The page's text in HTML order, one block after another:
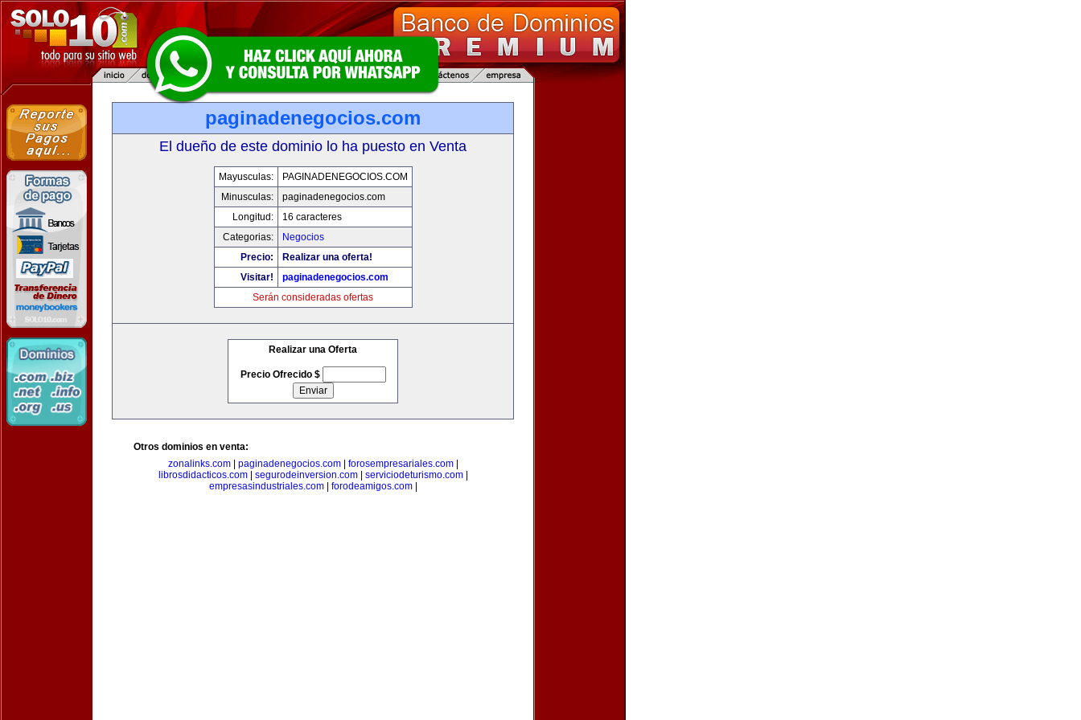
paginadenegocios.com
El dueño de este dominio lo ha puesto en Venta
Mayusculas:
PAGINADENEGOCIOS.COM
Minusculas:
paginadenegocios.com
Longitud:
16 caracteres
Categorias:
Negocios
Precio:
Realizar una oferta!
Visitar!
paginadenegocios.com
Serán consideradas ofertas
Realizar una Oferta
Precio Ofrecido $
Otros dominios en venta:
zonalinks.com| paginadenegocios.com| forosempresariales.com|
librosdidacticos.com| segurodeinversion.com| serviciodeturismo.com|
empresasindustriales.com| forodeamigos.com|